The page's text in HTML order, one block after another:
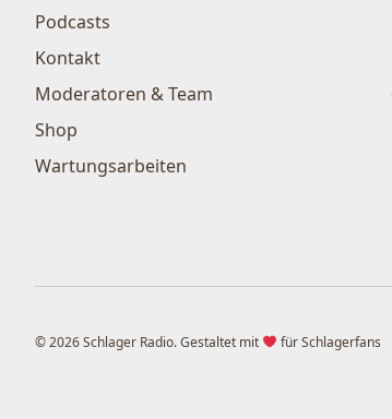
Podcasts
Kontakt
Moderatoren & Team
Shop
Wartungsarbeiten
© 2026 Schlager Radio. Gestaltet mit für Schlagerfans